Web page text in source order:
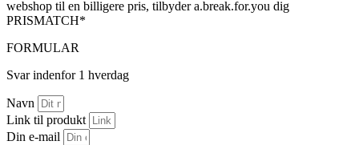
webshop til en billigere pris, tilbyder a.break.for.you dig
PRISMATCH*
FORMULAR
Svar indenfor 1 hverdag
Navn
Link til produkt
Din e-mail